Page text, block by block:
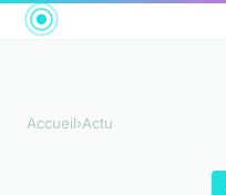
Accueil›Actu